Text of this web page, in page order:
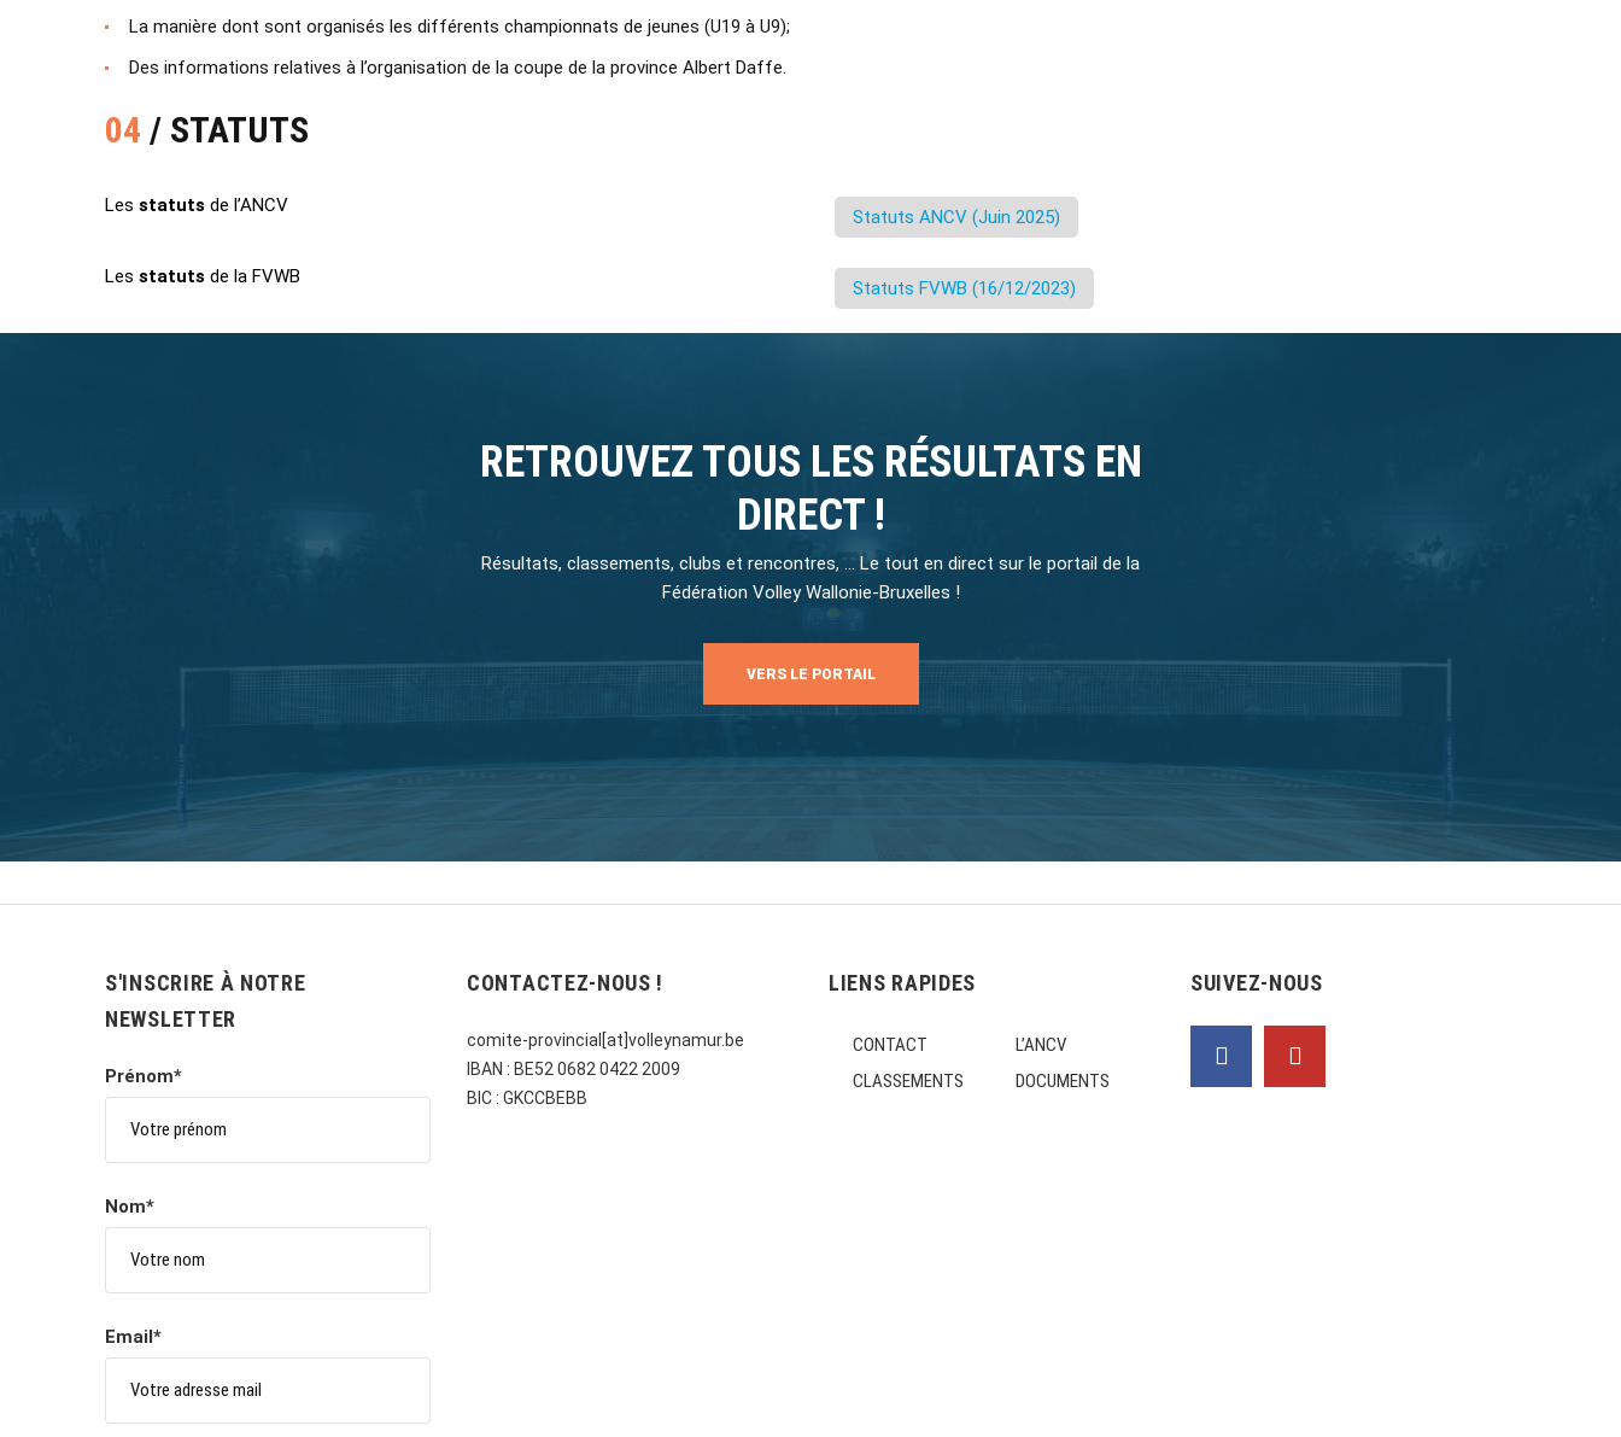
La manière dont sont organisés les différents championnats de jeunes (U19 à U9);
Des informations relatives à l’organisation de la coupe de la province Albert Daffe.
04 / STATUTS
Les statuts de l’ANCV
Statuts ANCV (Juin 2025)
Les statuts de la FVWB
Statuts FVWB (16/12/2023)
RETROUVEZ TOUS LES RÉSULTATS EN
DIRECT !
Résultats, classements, clubs et rencontres, … Le tout en direct sur le portail de la
Fédération Volley Wallonie-Bruxelles !
VERS LE PORTAIL
S'INSCRIRE À NOTRE
NEWSLETTER
Prénom*
Nom*
Email*
CONTACTEZ-NOUS !
comite-provincial[at]volleynamur.be
IBAN : BE52 0682 0422 2009
BIC : GKCCBEBB
LIENS RAPIDES
CONTACT
L’ANCV
CLASSEMENTS
DOCUMENTS
SUIVEZ-NOUS